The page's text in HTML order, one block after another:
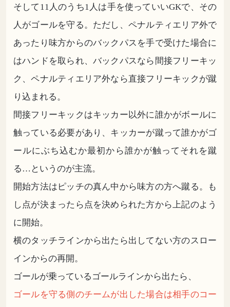
そして11人のうち1人は手を使っていいGKで、その
人がゴールを守る。ただし、ペナルティエリア外で
あったり味方からのバックパスを手で受けた場合に
はハンドを取られ、バックパスなら間接フリーキッ
ク、ペナルティエリア外なら直接フリーキックが蹴
り込まれる。
間接フリーキックはキッカー以外に誰かがボールに
触っている必要があり、キッカーが蹴って誰かがゴ
ールにぶち込むか最初から誰かが触ってそれを蹴
る…というのが主流。
開始方法はピッチの真ん中から味方の方へ蹴る。も
し点が決まったら点を決められた方から上記のよう
に開始。
横のタッチラインから出たら出してない方のスロー
インからの再開。
ゴールが乗っているゴールラインから出たら、
ゴールを守る側のチームが出した場合は相手のコー